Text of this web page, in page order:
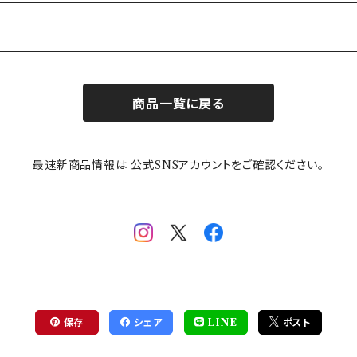
商品一覧に戻る
最速新商品情報は 公式SNSアカウントをご確認ください。
保存 シェア LINE ポスト